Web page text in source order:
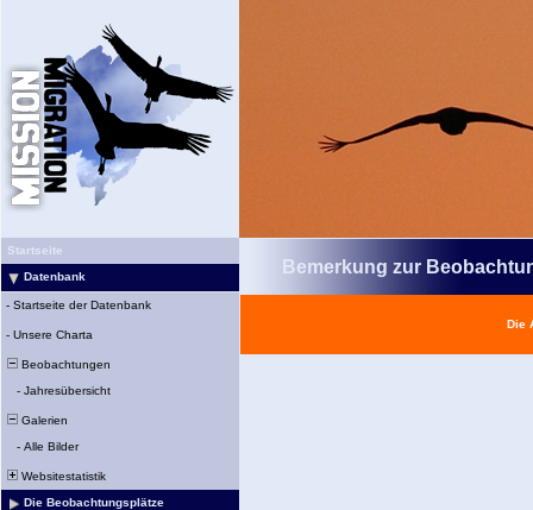
Startseite
Datenbank
- Startseite der Datenbank
- Unsere Charta
Beobachtungen
- Jahresübersicht
Galerien
- Alle Bilder
Websitestatistik
Die Beobachtungsplätze
Bemerkung zur
Die